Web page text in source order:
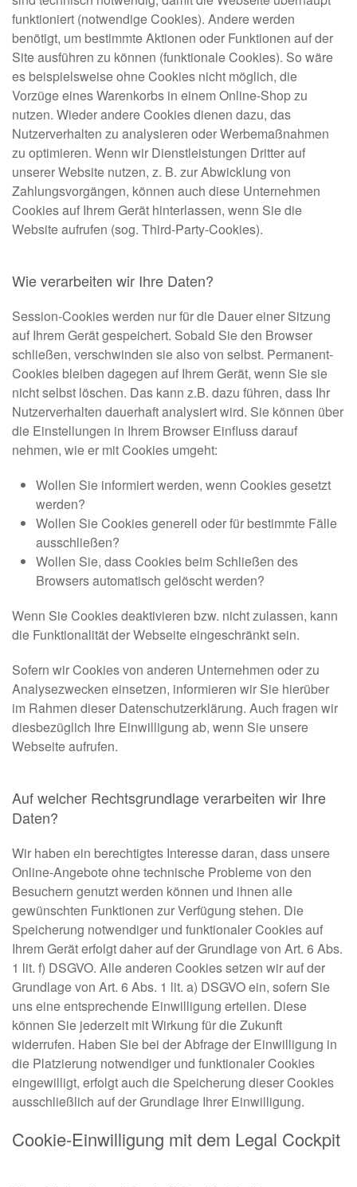
funktioniert (notwendige Cookies). Andere werden
benötigt, um bestimmte Aktionen oder Funktionen auf der
Site ausführen zu können (funktionale Cookies). So wäre
es beispielsweise ohne Cookies nicht möglich, die
Vorzüge eines Warenkorbs in einem Online-Shop zu
nutzen. Wieder andere Cookies dienen dazu, das
Nutzerverhalten zu analysieren oder Werbemaßnahmen
zu optimieren. Wenn wir Dienstleistungen Dritter auf
unserer Website nutzen, z. B. zur Abwicklung von
Zahlungsvorgängen, können auch diese Unternehmen
Cookies auf Ihrem Gerät hinterlassen, wenn Sie die
Website aufrufen (sog. Third-Party-Cookies).
Wie verarbeiten wir Ihre Daten?
Session-Cookies werden nur für die Dauer einer Sitzung
auf Ihrem Gerät gespeichert. Sobald Sie den Browser
schließen, verschwinden sie also von selbst. Permanent-
Cookies bleiben dagegen auf Ihrem Gerät, wenn Sie sie
nicht selbst löschen. Das kann z.B. dazu führen, dass Ihr
Nutzerverhalten dauerhaft analysiert wird. Sie können über
die Einstellungen in Ihrem Browser Einfluss darauf
nehmen, wie er mit Cookies umgeht:
Wollen Sie informiert werden, wenn Cookies gesetzt
werden?
Wollen Sie Cookies generell oder für bestimmte Fälle
ausschließen?
Wollen Sie, dass Cookies beim Schließen des
Browsers automatisch gelöscht werden?
Wenn Sie Cookies deaktivieren bzw. nicht zulassen, kann
die Funktionalität der Webseite eingeschränkt sein.
Sofern wir Cookies von anderen Unternehmen oder zu
Analysezwecken einsetzen, informieren wir Sie hierüber
im Rahmen dieser Datenschutzerklärung. Auch fragen wir
diesbezüglich Ihre Einwilligung ab, wenn Sie unsere
Webseite aufrufen.
Auf welcher Rechtsgrundlage verarbeiten wir Ihre
Daten?
Wir haben ein berechtigtes Interesse daran, dass unsere
Online-Angebote ohne technische Probleme von den
Besuchern genutzt werden können und ihnen alle
gewünschten Funktionen zur Verfügung stehen. Die
Speicherung notwendiger und funktionaler Cookies auf
Ihrem Gerät erfolgt daher auf der Grundlage von Art. 6 Abs.
1 lit. f) DSGVO. Alle anderen Cookies setzen wir auf der
Grundlage von Art. 6 Abs. 1 lit. a) DSGVO ein, sofern Sie
uns eine entsprechende Einwilligung erteilen. Diese
können Sie jederzeit mit Wirkung für die Zukunft
widerrufen. Haben Sie bei der Abfrage der Einwilligung in
die Platzierung notwendiger und funktionaler Cookies
eingewilligt, erfolgt auch die Speicherung dieser Cookies
ausschließlich auf der Grundlage Ihrer Einwilligung.
Cookie-Einwilligung mit dem Legal Cockpit